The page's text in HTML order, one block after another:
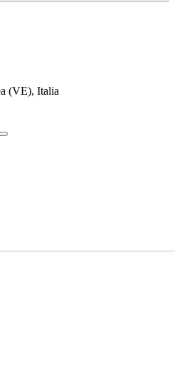
(VE), Italia